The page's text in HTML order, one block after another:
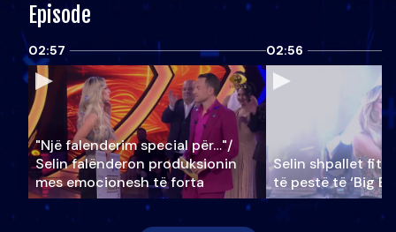
Episode
02:57
"Një falenderim special për…"/
Selin falënderon produksionin
mes emocionesh të forta
02:56
Selin shpallet
të pestë të ‘Big